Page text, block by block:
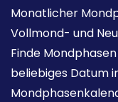
Monatlicher
Vollmond- und
Finde Mondphasen
beliebiges Datum